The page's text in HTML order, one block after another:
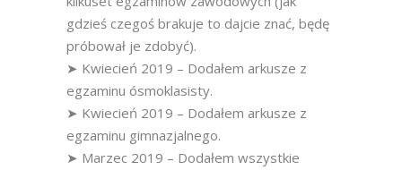
gdzieś czegoś brakuje to dajcie znać, będę
próbował je zdobyć).
➤ Kwiecień 2019 – Dodałem arkusze z
egzaminu ósmoklasisty.
➤ Kwiecień 2019 – Dodałem arkusze z
egzaminu gimnazjalnego.
➤ Marzec 2019 – Dodałem wszystkie